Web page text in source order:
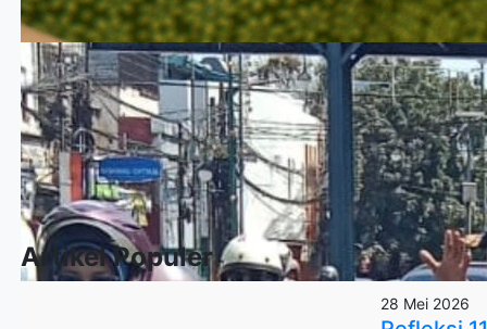
Artikel Populer
28 Mei 2026